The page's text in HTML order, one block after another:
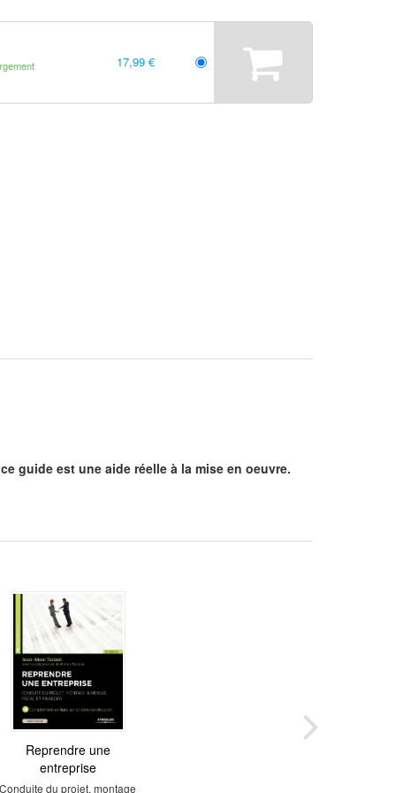
17,99 €
ce guide est une aide réelle à la mise en oeuvre.
Diagnostiquer son
entreprise
outils pour faire le point...
Reprendre une
entreprise
Conduite du projet, montage